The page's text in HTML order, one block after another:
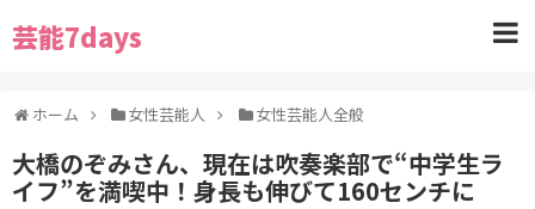
芸能7days
ホーム 女性芸能人 女性芸能人全般
大橋のぞみさん、現在は吹奏楽部で“中学生ラ
イフ”を満喫中！身長も伸びて160センチに